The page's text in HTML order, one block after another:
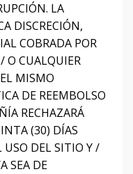
LA
DISCRECIÓN,
COBRADA POR
O CUALQUIER
MISMO
DE REEMBOLSO
RECHAZARÁ
(30) DÍAS
USO DEL SITIO Y /
SEA DE